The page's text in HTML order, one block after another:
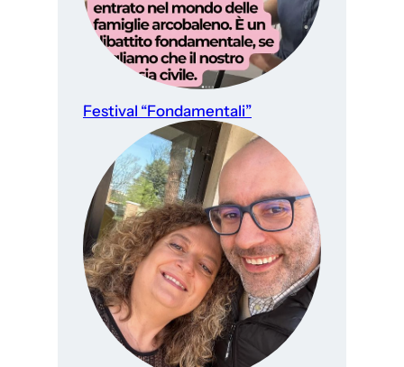
Festival “Fondamentali”